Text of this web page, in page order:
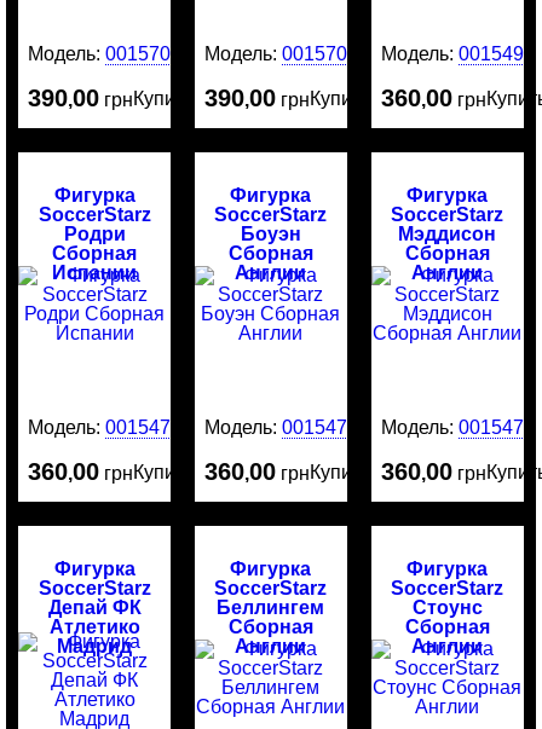
Модель:0015707
390,00 грнКупить
Модель:0015706
390,00 грнКупить
Модель: 0015491
360,00 грн
Фигурка
SoccerStarz
Родри
Сборная
Испании
Модель:0015478
360,00 грнКупить
Фигурка
SoccerStarz
Боуэн
Сборная
Англии
Модель:0015477
360,00 грнКупить
Фигурка
SoccerStarz
Мэддисон
Сборная
Англии
Модель: 0015476
360,00 грн
Фигурка
SoccerStarz
Депай ФК
Атлетико
Мадрид
Фигурка
SoccerStarz
Беллингем
Сборная
Англии
Фигурка
SoccerStarz
Стоунс
Сборная
Англии